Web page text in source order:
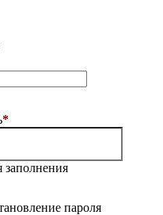
*
заполнения
пароля